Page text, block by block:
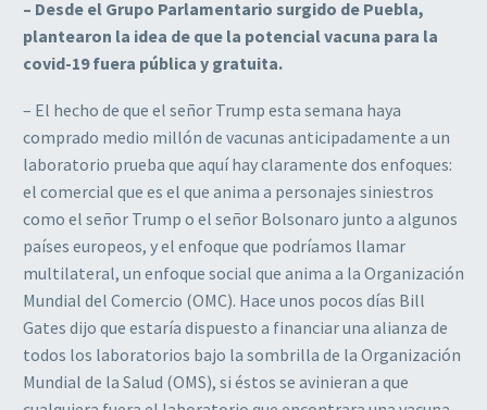
– Desde el Grupo Parlamentario surgido de Puebla,
plantearon la idea de que la potencial vacuna para la
covid-19 fuera pública y gratuita.
– El hecho de que el señor Trump esta semana haya
comprado medio millón de vacunas anticipadamente a un
laboratorio prueba que aquí hay claramente dos enfoques:
el comercial que es el que anima a personajes siniestros
como el señor Trump o el señor Bolsonaro junto a algunos
países europeos, y el enfoque que podríamos llamar
multilateral, un enfoque social que anima a la Organización
Mundial del Comercio (OMC). Hace unos pocos días Bill
Gates dijo que estaría dispuesto a financiar una alianza de
todos los laboratorios bajo la sombrilla de la Organización
Mundial de la Salud (OMS), si éstos se avinieran a que